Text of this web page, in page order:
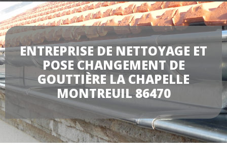
ENTREPRISE DE NETTOYAGE ET
POSE CHANGEMENT DE
GOUTTIÈRE LA CHAPELLE
MONTREUIL 86470